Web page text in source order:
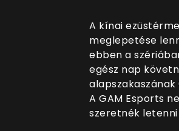
A kínai
meglepetése
ebben a
egész nap
A GAM Esports
szeretnék